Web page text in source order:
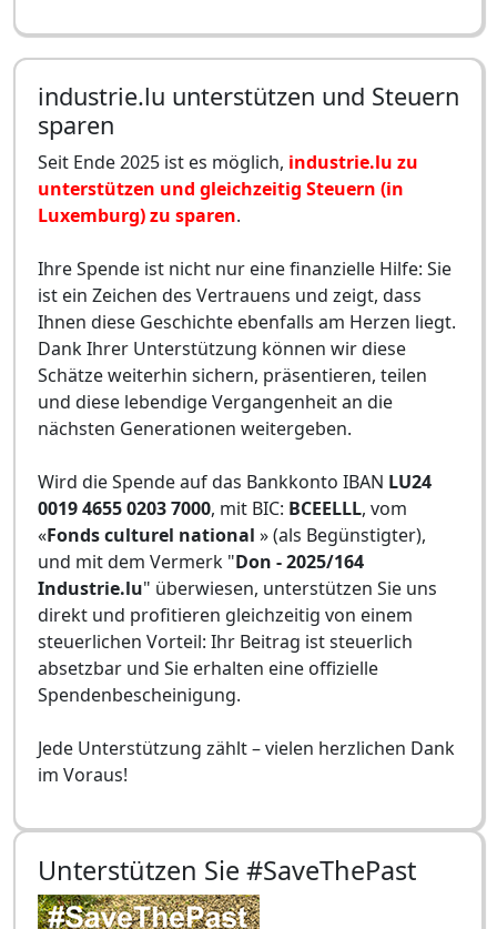
industrie.lu unterstützen und Steuern
sparen
Seit Ende 2025 ist es möglich, industrie.lu zu
unterstützen und gleichzeitig Steuern (in
Luxemburg) zu sparen.
Ihre Spende ist nicht nur eine finanzielle Hilfe: Sie
ist ein Zeichen des Vertrauens und zeigt, dass
Ihnen diese Geschichte ebenfalls am Herzen liegt.
Dank Ihrer Unterstützung können wir diese
Schätze weiterhin sichern, präsentieren, teilen
und diese lebendige Vergangenheit an die
nächsten Generationen weitergeben.
Wird die Spende auf das Bankkonto IBAN LU24
0019 4655 0203 7000, mit BIC: BCEELLL, vom
«Fonds culturel national » (als Begünstigter),
und mit dem Vermerk "Don - 2025/164
Industrie.lu" überwiesen, unterstützen Sie uns
direkt und profitieren gleichzeitig von einem
steuerlichen Vorteil: Ihr Beitrag ist steuerlich
absetzbar und Sie erhalten eine offizielle
Spendenbescheinigung.
Jede Unterstützung zählt – vielen herzlichen Dank
im Voraus!
Unterstützen Sie #SaveThePast